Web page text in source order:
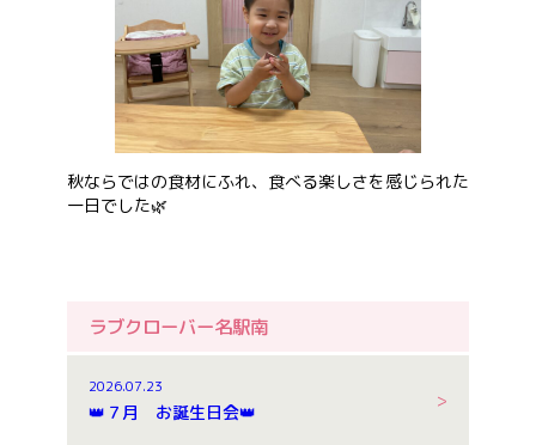
秋ならではの食材にふれ、食べる楽しさを感じられた
一日でした🌿
ラブクローバー名駅南
2026.07.23
👑７月 お誕生日会👑